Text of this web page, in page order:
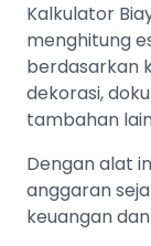
Kalkulator
menghitung
berdasarkan
dekorasi,
tambahan
Dengan alat
anggaran
keuangan